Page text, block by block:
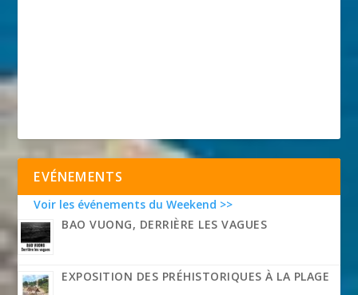
EVÉNEMENTS
Voir les événements du Weekend >>
BAO VUONG, DERRIÈRE LES VAGUES
EXPOSITION DES PRÉHISTORIQUES À LA PLAGE